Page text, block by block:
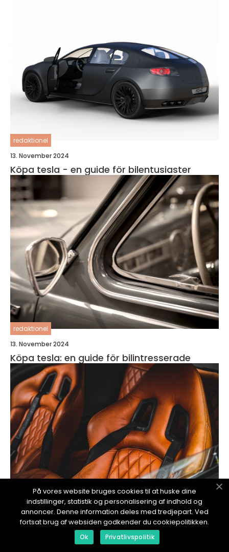
redaktionel
13. November 2024
Köpa tesla - en guide för bilentusiaster
redaktionel
13. November 2024
Köpa tesla: en guide för bilintresserade
redaktionel
En omfattande guide för att köpa en tesla
På vores website bruges cookies til at huske dine
indstillinger, statistik og personalisering af indhold og
annoncer. Denne information deles med tredjepart. Ved
fortsat brug af websiden godkender du cookiepolitikken.
Ok Privatlivspolitik